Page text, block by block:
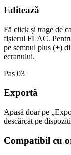
Editează
Fă click și trage de
fișierul FLAC.
pe semnul plus (+)
ecranului.
Pas 03
Exportă
Apasă doar pe
descărcat pe
Compatibil cu